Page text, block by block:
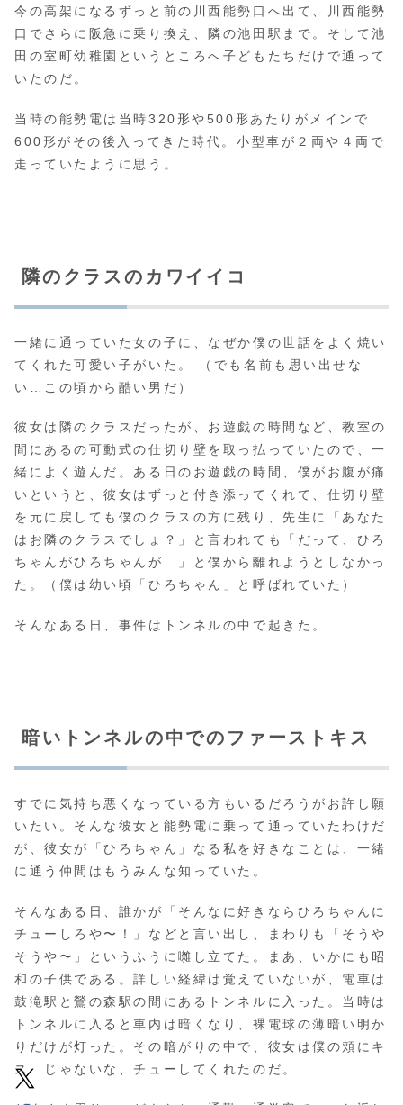
今の高架になるずっと前の川西能勢口へ出て、川西能勢
口でさらに阪急に乗り換え、隣の池田駅まで。そして池
田の室町幼稚園というところへ子どもたちだけで通って
いたのだ。
当時の能勢電は当時320形や500形あたりがメインで
600形がその後入ってきた時代。小型車が２両や４両で
走っていたように思う。
隣のクラスのカワイイコ
一緒に通っていた女の子に、なぜか僕の世話をよく焼い
てくれた可愛い子がいた。 （でも名前も思い出せな
い…この頃から酷い男だ）
彼女は隣のクラスだったが、お遊戯の時間など、教室の
間にあるの可動式の仕切り壁を取っ払っていたので、一
緒によく遊んだ。ある日のお遊戯の時間、僕がお腹が痛
いというと、彼女はずっと付き添ってくれて、仕切り壁
を元に戻しても僕のクラスの方に残り、先生に「あなた
はお隣のクラスでしょ？」と言われても「だって、ひろ
ちゃんがひろちゃんが…」と僕から離れようとしなかっ
た。（僕は幼い頃「ひろちゃん」と呼ばれていた）
そんなある日、事件はトンネルの中で起きた。
暗いトンネルの中でのファーストキス
すでに気持ち悪くなっている方もいるだろうがお許し願
いたい。そんな彼女と能勢電に乗って通っていたわけだ
が、彼女が「ひろちゃん」なる私を好きなことは、一緒
に通う仲間はもうみんな知っていた。
そんなある日、誰かが「そんなに好きならひろちゃんに
チューしろや〜！」などと言い出し、まわりも「そうや
そうや〜」というふうに囃し立てた。まあ、いかにも昭
和の子供である。詳しい経緯は覚えていないが、電車は
鼓滝駅と鶯の森駅の間にあるトンネルに入った。当時は
トンネルに入ると車内は暗くなり、裸電球の薄暗い明か
りだけが灯った。その暗がりの中で、彼女は僕の頬にキ
ス…じゃないな、チューしてくれたのだ。